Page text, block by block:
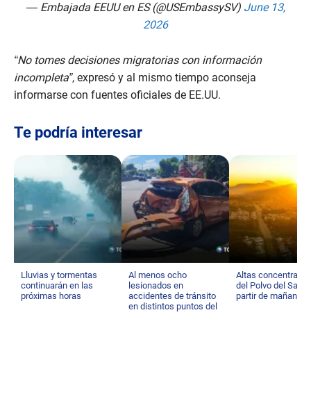
— Embajada EEUU en ES (@USEmbassySV) June 13,
2026
“No tomes decisiones migratorias con información
incompleta”, expresó y al mismo tiempo aconseja
informarse con fuentes oficiales de EE.UU.
Te podría interesar
Lluvias y tormentas
continuarán en las
próximas horas
Al menos ocho
lesionados en
accidentes de tránsito
en distintos puntos del
Altas
del Polvo del
partir de mañana